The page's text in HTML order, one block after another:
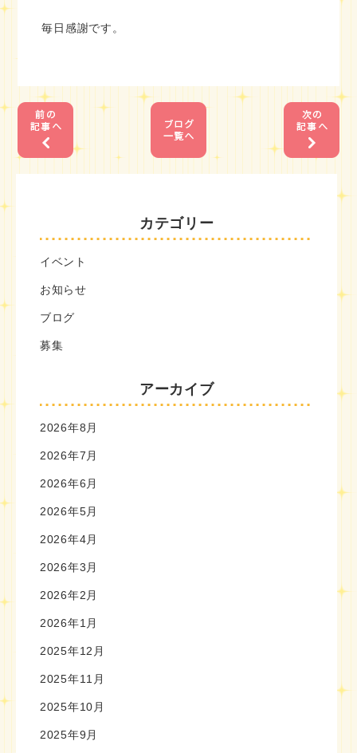
カテゴリー
イベント
お知らせ
ブログ
募集
アーカイブ
2026年8月
2026年7月
2026年6月
2026年5月
2026年4月
2026年3月
2026年2月
2026年1月
2025年12月
2025年11月
2025年10月
2025年9月
毎日感謝です。
1